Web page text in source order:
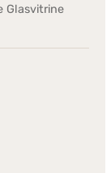
Glasvitrine